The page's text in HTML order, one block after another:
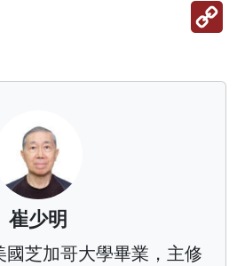
崔少明
芝加哥大學畢業，主修